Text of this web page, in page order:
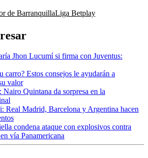
de BarranquillaLiga Betplay
Jhon Lucumí si firma con Juventus:
carro? Estos consejos le ayudarán a
valor
Quintana da sorpresa en la
Real Madrid, Barcelona y Argentina hacen
condena ataque con explosivos contra
vía Panamericana